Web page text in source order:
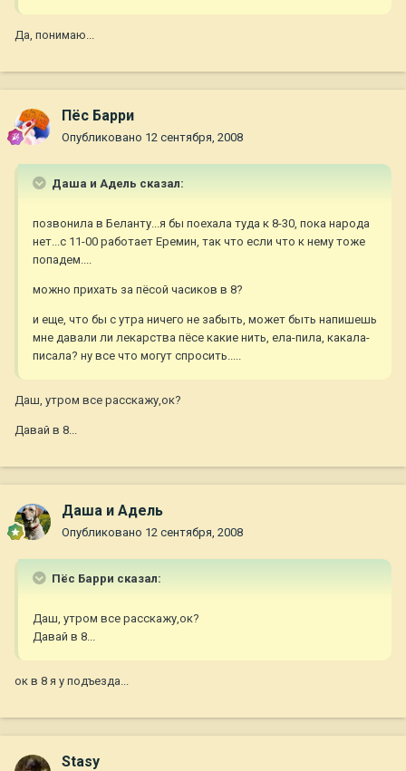
Да, понимаю...
Пёс Барри
Опубликовано 12 сентября, 2008
Даша и Адель сказал:
позвонила в Беланту...я бы поехала туда к 8-30, пока народа
нет...с 11-00 работает Еремин, так что если что к нему тоже
попадем....
можно прихать за пёсой часиков в 8?
и еще, что бы с утра ничего не забыть, может быть напишешь
мне давали ли лекарства пёсе какие нить, ела-пила, какала-
писала? ну все что могут спросить.....
Даш, утром все расскажу,ок?
Давай в 8...
Даша и Адель
Опубликовано 12 сентября, 2008
Пёс Барри сказал:
Даш, утром все расскажу,ок?
Давай в 8...
ок в 8 я у подъезда...
Stasy